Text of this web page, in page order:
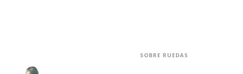
SOBRE RUEDAS